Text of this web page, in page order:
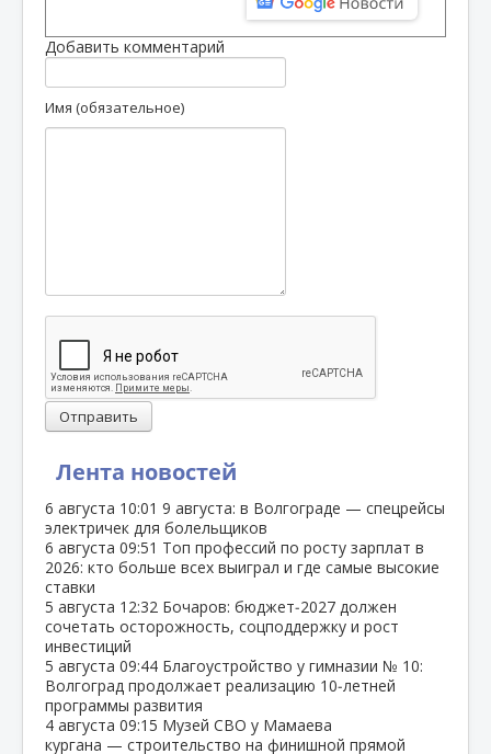
Лента новостей
6 августа 10:01 9 августа: в Волгограде — спецрейсы
электричек для болельщиков
6 августа 09:51 Топ профессий по росту зарплат в
2026: кто больше всех выиграл и где самые высокие
ставки
5 августа 12:32 Бочаров: бюджет‑2027 должен
сочетать осторожность, соцподдержку и рост
инвестиций
5 августа 09:44 Благоустройство у гимназии № 10:
Волгоград продолжает реализацию 10‑летней
программы развития
4 августа 09:15 Музей СВО у Мамаева
кургана — строительство на финишной прямой
Добавить комментарий
Имя (обязательное)
Отправить